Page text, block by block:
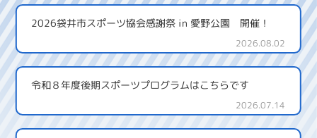
2026袋井市スポーツ協会感謝祭 in 愛野公園 開催！
2026.08.02
令和８年度後期スポーツプログラムはこちらです
2026.07.14